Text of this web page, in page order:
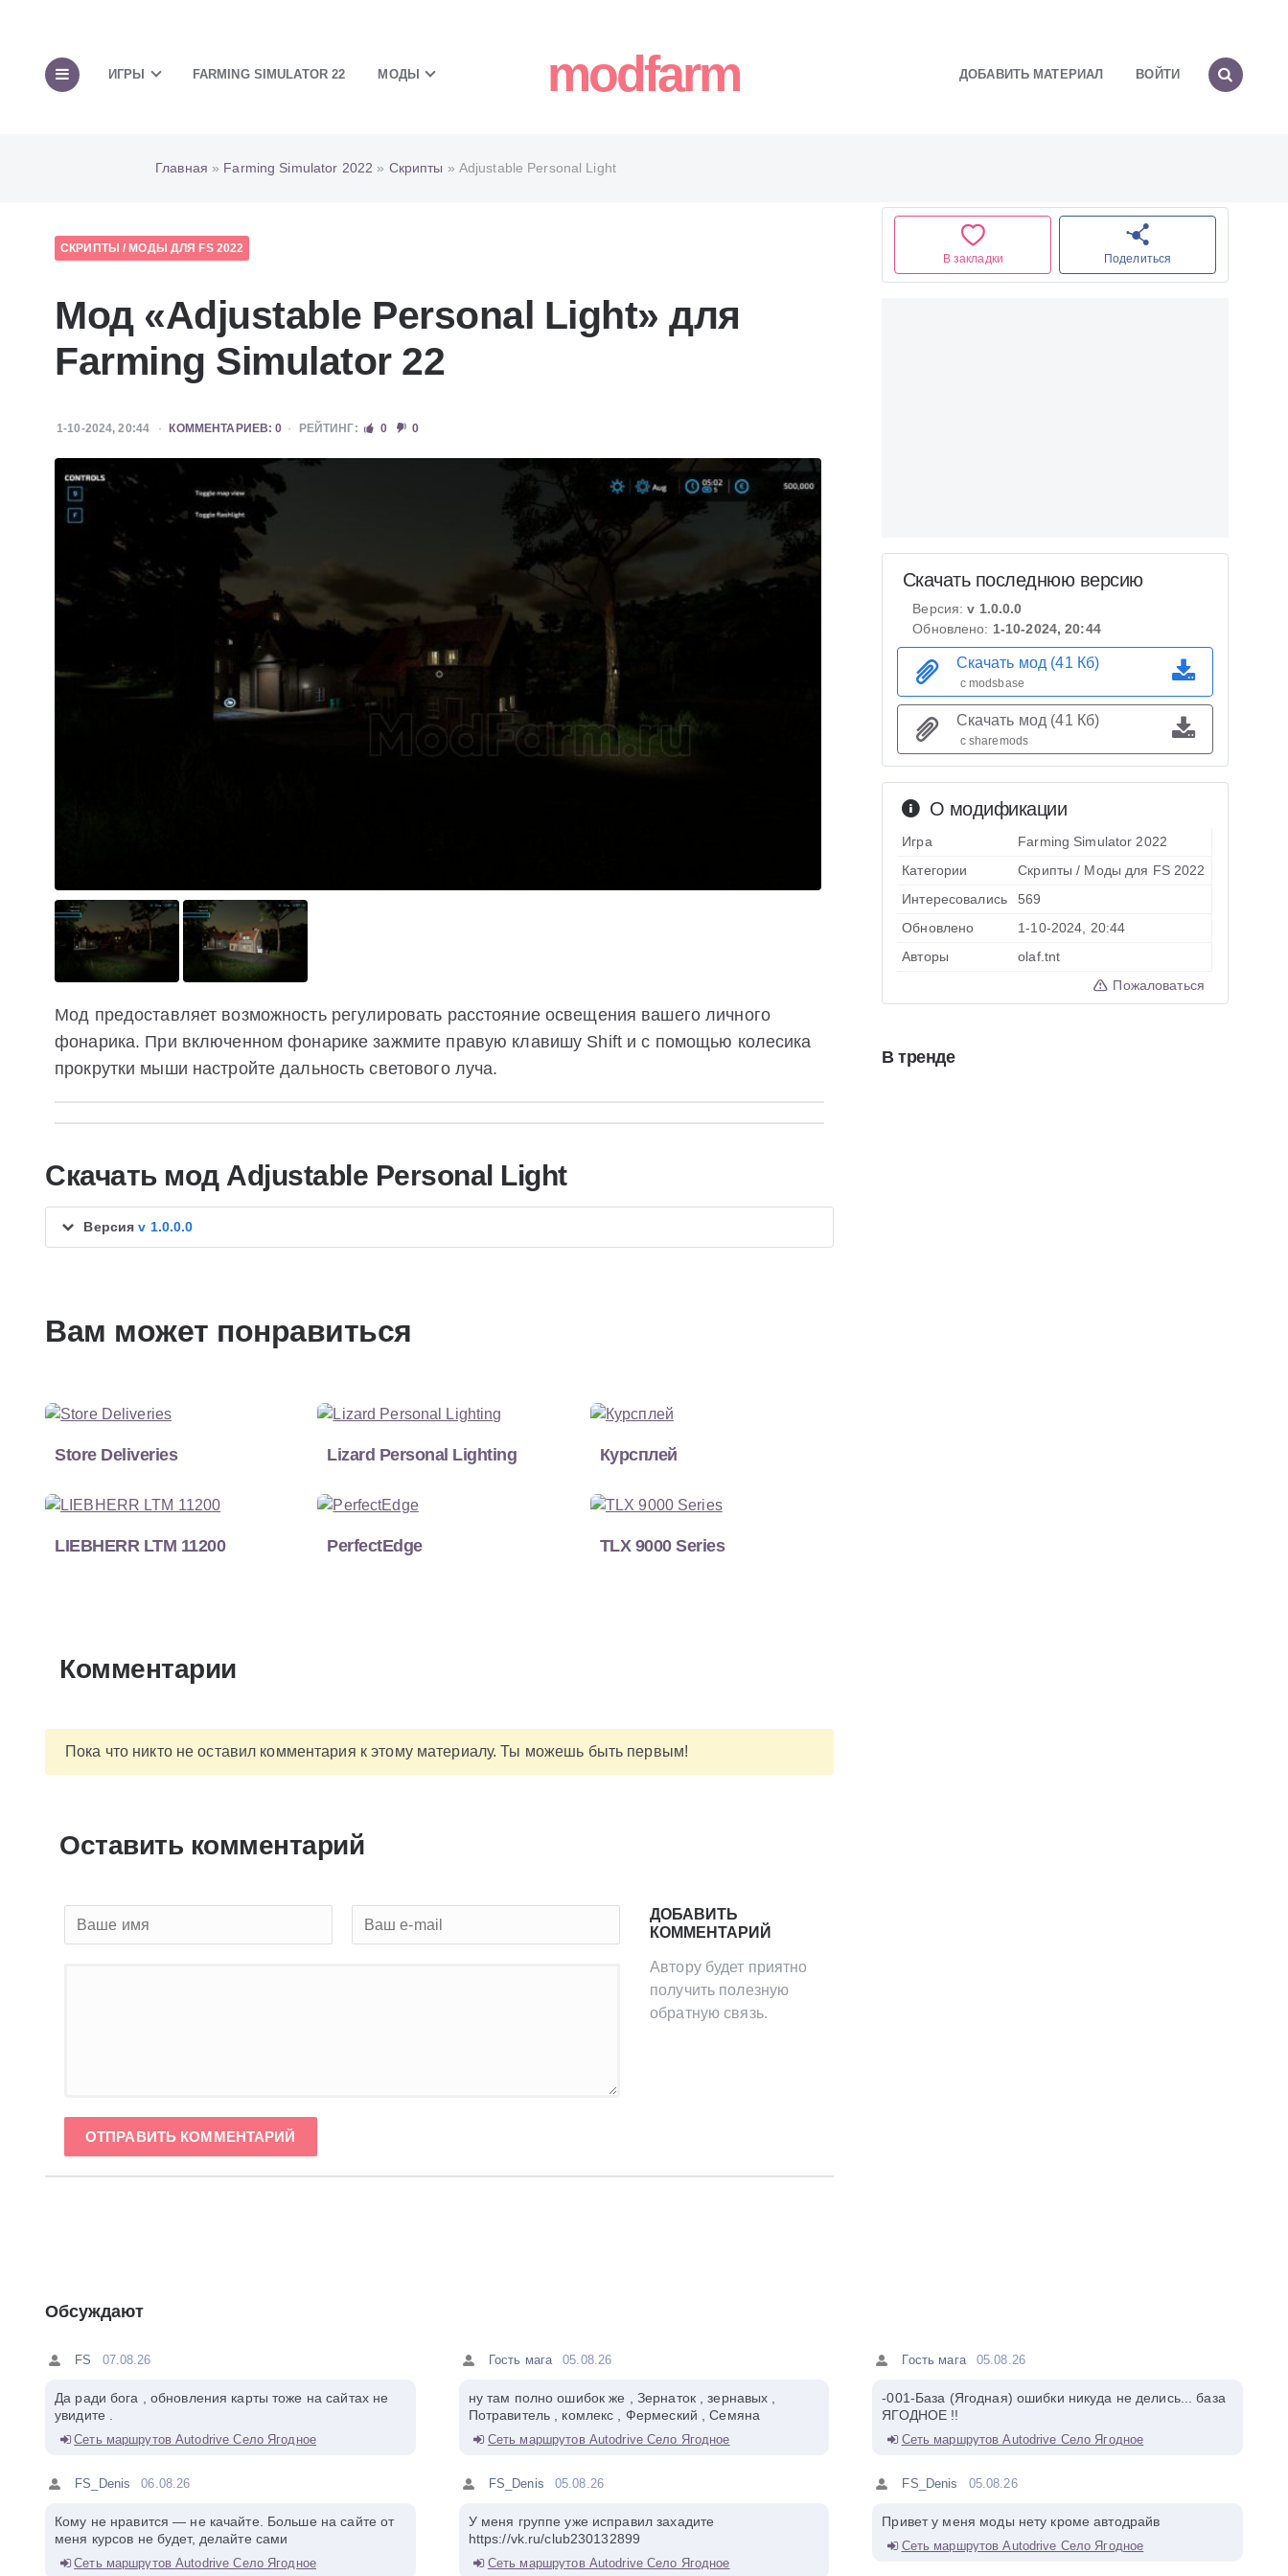
ИГРЫ FARMING SIMULATOR 22 МОДЫ modfarm ДОБАВИТЬ МАТЕРИАЛ ВОЙТИ
Главная » Farming Simulator 2022 » Скрипты » Adjustable Personal Light
СКРИПТЫ / МОДЫ ДЛЯ FS 2022
Мод «Adjustable Personal Light» для
Farming Simulator 22
1-10-2024, 20:44 КОММЕНТАРИЕВ: 0 РЕЙТИНГ: 0 0
Мод предоставляет возможность регулировать расстояние освещения вашего личного
фонарика. При включенном фонарике зажмите правую клавишу Shift и с помощью колесика
прокрутки мыши настройте дальность светового луча.
Скачать мод Adjustable Personal Light
Версияv 1.0.0.0
Вам может понравиться
Store Deliveries Lizard Personal Lighting Курсплей
LIEBHERR LTM 11200 PerfectEdge TLX 9000 Series
Комментарии
Пока что никто не оставил комментария к этому материалу. Ты можешь быть первым!
Оставить комментарий
ДОБАВИТЬ
КОММЕНТАРИЙ
Автору будет приятно
получить полезную
обратную связь.
ОТПРАВИТЬ КОММЕНТАРИЙ
В закладки Поделиться
О модификации
Игра
Farming Simulator 2022
Категории
Скрипты / Моды для FS 2022
Интересовались
569
Обновлено
1-10-2024, 20:44
Авторы
olaf.tnt
Пожаловаться
Скачать последнюю версию
Версия:v 1.0.0.0
Обновлено: 1-10-2024, 20:44
Скачать мод (41 Кб)
с modsbase
Скачать мод (41 Кб)
с sharemods
В тренде
Обсуждают
FS 07.08.26
Да ради бога , обновления карты тоже на сайтах не
увидите .
Сеть маршрутов Autodrive Село Ягодное
FS_Denis 06.08.26
Кому не нравится — не качайте. Больше на сайте от
меня курсов не будет, делайте сами
Сеть маршрутов Autodrive Село Ягодное
Гость мага 05.08.26
ну там полно ошибок же , Зернаток , зернавых ,
Потравитель , комлекс , Фермеский , Семяна
Сеть маршрутов Autodrive Село Ягодное
FS_Denis 05.08.26
У меня группе уже исправил захадите
https://vk.ru/club230132899
Сеть маршрутов Autodrive Село Ягодное
Гость мага 05.08.26
-001-База (Ягодная) ошибки никуда не делись... база
ЯГОДНОЕ !!
Сеть маршрутов Autodrive Село Ягодное
FS_Denis 05.08.26
Привет у меня моды нету кроме автодрайв
Сеть маршрутов Autodrive Село Ягодное